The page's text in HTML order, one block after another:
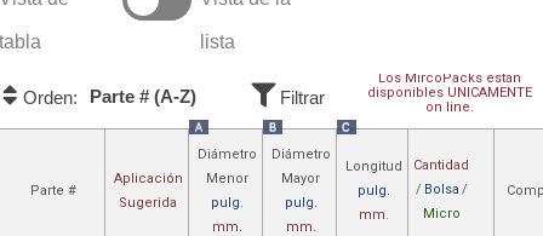
tabla lista
Los MircoPacks están
disponibles UNICAMENTE
on line.
Orden: Parte # (A-Z) Filtrar
Parte #
Aplicación
Sugerida
A
Diámetro
Menor
pulg.
mm.
B
Diámetro
Mayor
pulg.
mm.
C
Longitud
pulg.
mm.
Cantidad
/ Bolsa /
Micro